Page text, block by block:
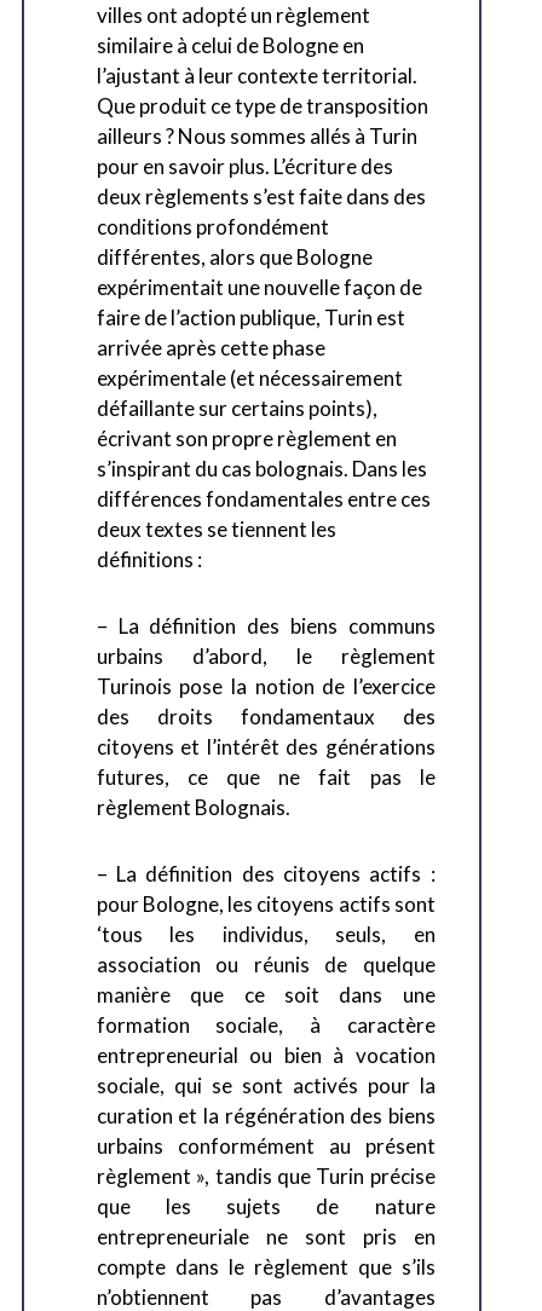
villes ont adopté un règlement
similaire à celui de Bologne en
l’ajustant à leur contexte territorial.
Que produit ce type de transposition
ailleurs ? Nous sommes allés à Turin
pour en savoir plus. L’écriture des
deux règlements s’est faite dans des
conditions profondément
différentes, alors que Bologne
expérimentait une nouvelle façon de
faire de l’action publique, Turin est
arrivée après cette phase
expérimentale (et nécessairement
défaillante sur certains points),
écrivant son propre règlement en
s’inspirant du cas bolognais. Dans les
différences fondamentales entre ces
deux textes se tiennent les
définitions :
– La définition des biens communs
urbains d’abord, le règlement
Turinois pose la notion de l’exercice
des droits fondamentaux des
citoyens et l’intérêt des générations
futures, ce que ne fait pas le
règlement Bolognais.
– La définition des citoyens actifs :
pour Bologne, les citoyens actifs sont
‘tous les individus, seuls, en
association ou réunis de quelque
manière que ce soit dans une
formation sociale, à caractère
entrepreneurial ou bien à vocation
sociale, qui se sont activés pour la
curation et la régénération des biens
urbains conformément au présent
règlement », tandis que Turin précise
que les sujets de nature
entrepreneuriale ne sont pris en
compte dans le règlement que s’ils
n’obtiennent pas d’avantages